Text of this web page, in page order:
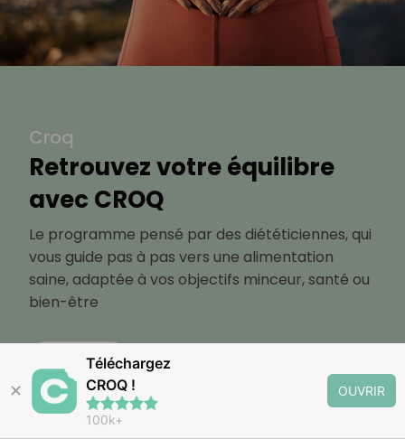
Croq
Retrouvez votre équilibre
avec CROQ
Le programme pensé par des diététiciennes, qui
vous guide pas à pas vers une alimentation
saine, adaptée à vos objectifs minceur, santé ou
bien-être
Découvrir
✕
Téléchargez
CROQ !
100k+
OUVRIR